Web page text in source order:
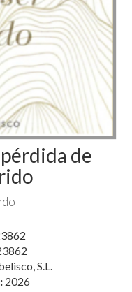
de
S.L.
mm.